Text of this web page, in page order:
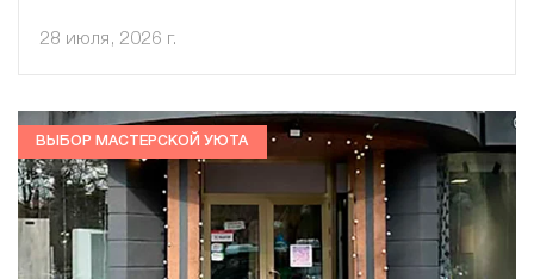
28 июля, 2026 г.
ВЫБОР МАСТЕРСКОЙ УЮТА